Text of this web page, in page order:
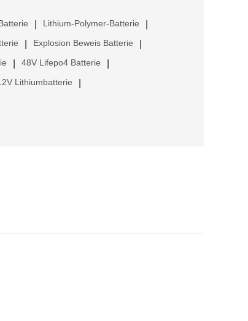
Lithium-Polymer-Batterie
Explosion Beweis Batterie
48V Lifepo4 Batterie
Lithiumbatterie